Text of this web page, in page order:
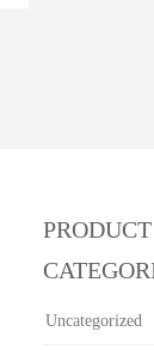
PRODUCT
Uncategorized